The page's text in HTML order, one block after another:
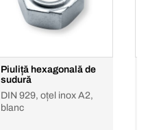
Piuliță hexagonală de
sudură
DIN 929, oțel inox A2,
blanc